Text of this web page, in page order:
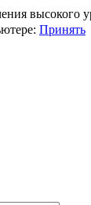
высокого
Принять